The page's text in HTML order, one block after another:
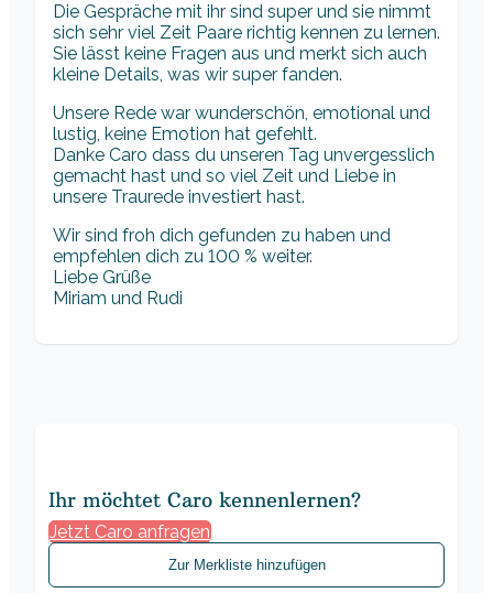
Die Gespräche mit ihr sind super und sie nimmt
sich sehr viel Zeit Paare richtig kennen zu lernen.
Sie lässt keine Fragen aus und merkt sich auch
kleine Details, was wir super fanden.
Unsere Rede war wunderschön, emotional und
lustig, keine Emotion hat gefehlt.
Danke Caro dass du unseren Tag unvergesslich
gemacht hast und so viel Zeit und Liebe in
unsere Traurede investiert hast.
Wir sind froh dich gefunden zu haben und
empfehlen dich zu 100 % weiter.
Liebe Grüße
Miriam und Rudi
Ihr möchtet Caro kennenlernen?
Jetzt Caro anfragen
Zur Merkliste hinzufügen